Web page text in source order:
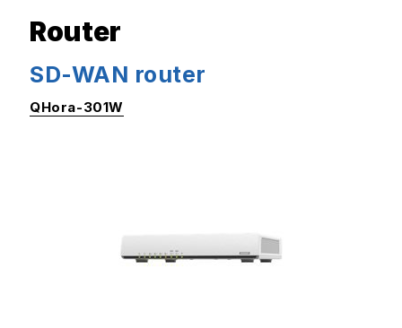
Router
SD-WAN router
QHora-301W